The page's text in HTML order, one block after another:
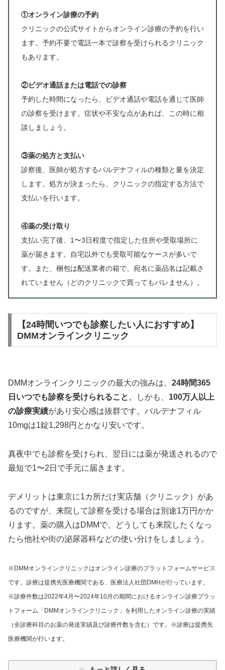
①オンライン診療の予約
クリニックの公式サイトからオンライン診療の予約を行い
ます。予約不要で電話一本で診察を受けられるクリニック
もあります。
②ビデオ通話または電話での診察
予約した時間になったら、ビデオ通話や電話を通じて医師
の診察を受けます。症状や不安な点があれば、この時に相
談しましょう。
③薬の処方と支払い
診察後、医師が処方するバルデナフィルの種類と量を決定
します。処方が決まったら、クリニックの指定する方法で
支払いを行います。
④薬の受け取り
支払い完了後、1〜3日程度で指定した住所や受取場所に
薬が届きます。自宅以外でも受取可能なケースが多いで
す。また、梱包は配送業者の箱で、宛名に薬品名は記載さ
れていません（どのクリニックで買ってもバレません）。
【24時間いつでも診察したい人におすすめ】
DMMオンラインクリニック
DMMオンラインクリニックの最大の強みは、 24時間365
日いつでも診察を受けられること 。しかも、 100万人以上
の診療実績があり安心感は抜群です。バルデナフィル
10mgは1錠1,298円とかなり安いです。
真夜中でも診察を受けられ、翌日には薬が発送されるので
最短で1〜2日で手元に届きます。
デメリットは東京に1カ所だけ実店舗（クリニック）があ
るのですが、来院して診察を受ける場合は別途1万円かか
ります。薬の購入はDMMで、どうしても来院したくなっ
たら他社や街の泌尿器科などの使い分けをしましょう。
※DMMオンラインクリニックはオンライン診療のプラットフォームサービス
です。診療は提携先医療機関である、医療法人社団DMHが行っています。
※診療件数は2022年4月〜2024年10月の期間におけるオンライン診療プラッ
トフォーム「DMMオンラインクリニック」を利用したオンライン診療の実績
（全診療科目のお薬の発送実績及び診療件数を含む）です。※診療は提携先
医療機関が行います。